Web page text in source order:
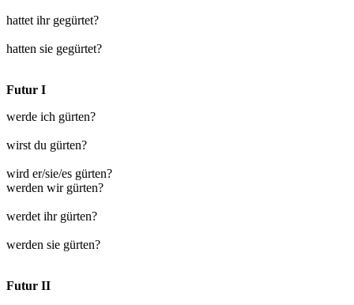
hattet ihr gegürtet?
hatten sie gegürtet?
Futur I
werde ich gürten?
wirst du gürten?
wird er/sie/es gürten?
werden wir gürten?
werdet ihr gürten?
werden sie gürten?
Futur II